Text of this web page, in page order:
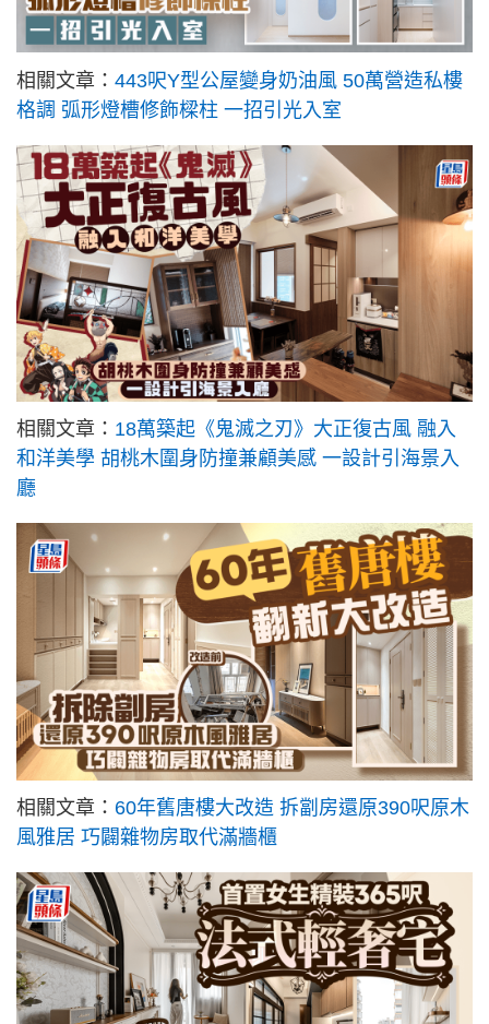
相關文章： 443呎Y型公屋變身奶油風 50萬營造私樓
格調 弧形燈槽修飾樑柱 一招引光入室
相關文章： 18萬築起《鬼滅之刃》大正復古風 融入
和洋美學 胡桃木圍身防撞兼顧美感 一設計引海景入
廳
相關文章： 60年舊唐樓大改造 拆劏房還原390呎原木
風雅居 巧闢雜物房取代滿牆櫃